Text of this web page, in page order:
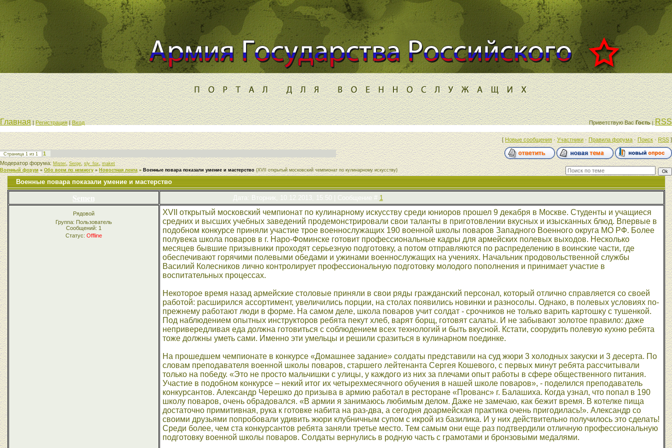
Главная|Регистрация|Вход Приветствую Вас Гость |RSS
[Новые сообщения·Участники·Правила форума·Поиск·RSS]
Страница 1 из 1
1
Модератор форума:Mister,Serge,sly_fox,maket
Военный форум » Обо всем по немногу » Новостная лента » Военные повара показали умение и мастерство (XVII открытый московский чемпионат по кулинарному искусству)
Военные повара показали умение и мастерство
Semen Дата: Вторник, 10.12.2013, 15:50 | Сообщение # 1
Рядовой
Группа: Пользователь
Сообщений: 1
Статус: Offline
XVII открытый московский чемпионат по кулинарному искусству среди юниоров прошел 9 декабря в Москве. Студенты и учащиеся
средних и высших учебных заведений продемонстрировали свои таланты в приготовлении вкусных и изысканных блюд. Впервые в
подобном конкурсе приняли участие трое военнослужащих 190 военной школы поваров Западного Военного округа МО РФ. Более
полувека школа поваров в г. Наро-Фоминске готовит профессиональные кадры для армейских полевых выходов. Несколько
месяцев бывшие призывники проходят серьезную подготовку, а потом отправляются по распределению в воинские части, где
обеспечивают горячими полевыми обедами и ужинами военнослужащих на учениях. Начальник продовольственной службы
Василий Колесников лично контролирует профессиональную подготовку молодого пополнения и принимает участие в
воспитательных процессах.
Некоторое время назад армейские столовые приняли в свои ряды гражданский персонал, который отлично справляется со своей
работой: расширился ассортимент, увеличились порции, на столах появились новинки и разносолы. Однако, в полевых условиях по-
прежнему работают люди в форме. На самом деле, школа поваров учит солдат - срочников не только варить картошку с тушенкой.
Под наблюдением опытных инструкторов ребята пекут хлеб, варят борщ, готовят салаты. И не забывают золотое правило: даже
непривередливая еда должна готовиться с соблюдением всех технологий и быть вкусной. Кстати, соорудить полевую кухню ребята
тоже должны уметь сами. Именно эти умельцы и решили сразиться в кулинарном поединке.
На прошедшем чемпионате в конкурсе «Домашнее задание» солдаты представили на суд жюри 3 холодных закуски и 3 десерта. По
словам преподавателя военной школы поваров, старшего лейтенанта Сергея Кошевого, с первых минут ребята рассчитывали
только на победу. «Это не просто мальчишки с улицы, у каждого из них за плечами опыт работы в сфере общественного питания.
Участие в подобном конкурсе – некий итог их четырехмесячного обучения в нашей школе поваров», - поделился преподаватель
конкурсантов. Александр Черешко до призыва в армию работал в ресторане «Прованс» г. Балашиха. Когда узнал, что попал в 190
школу поваров, очень обрадовался. «В армии я занимаюсь любимым делом. Даже не замечаю, как бежит время. В котелке пища
достаточно примитивная, рука к готовке набита на раз-два, а сегодня доармейская практика очень пригодилась!». Александр со
своими друзьями попробовали удивить жюри клубничным супом с икрой из базилика. И у них действительно получилось это сделать!
Среди более, чем ста конкурсантов ребята заняли третье место. Тем самым они еще раз подтвердили отличную профессиональную
подготовку военной школы поваров. Солдаты вернулись в родную часть с грамотами и бронзовыми медалями.